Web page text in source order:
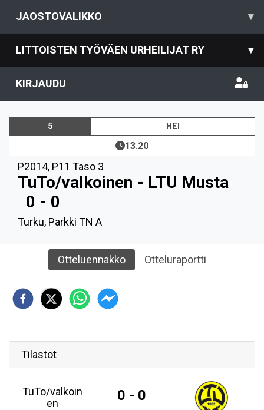
JAOSTOVALIKKO ▾
LITTOISTEN TYÖVÄEN URHEILIJAT RY ▾
KIRJAUDU
5 HEI
13.20
P2014, P11 Taso 3
TuTo/valkoinen - LTU Musta
0 - 0
Turku, Parkki TN A
Otteluennakko Otteluraportti
Tilastot
TuTo/valkoin
en
0 - 0